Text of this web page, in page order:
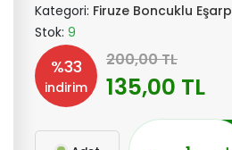
Kategori: Firuze Boncuklu Eşarp
Stok: 9
%33
indirim
200,00 TL
135,00 TL